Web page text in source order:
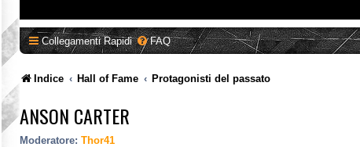
Collegamenti Rapidi FAQ
Indice Hall of Fame Protagonisti del passato
ANSON CARTER
Moderatore: Thor41